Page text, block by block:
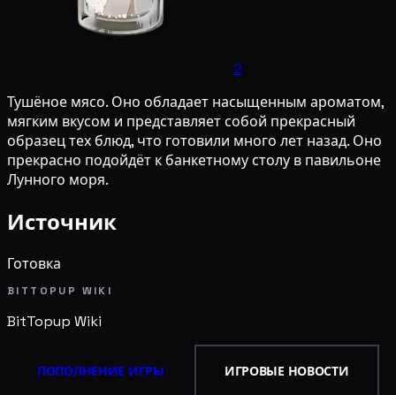
2
Тушёное мясо. Оно обладает насыщенным ароматом,
мягким вкусом и представляет собой прекрасный
образец тех блюд, что готовили много лет назад. Оно
прекрасно подойдёт к банкетному столу в павильоне
Лунного моря.
Источник
Готовка
BITTOPUP WIKI
BitTopup Wiki
ПОПОЛНЕНИЕ ИГРЫ ИГРОВЫЕ НОВОСТИ